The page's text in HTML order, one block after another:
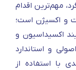
مهم‌ترین اقدام
و اکسیژن است؛
اکسیداسیون و
و استاندارد
با استفاده از